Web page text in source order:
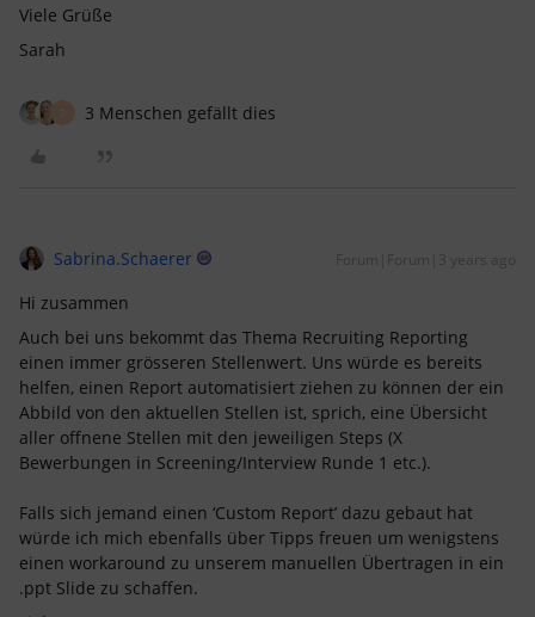
Viele Grüße
Sarah
3 Menschen gefällt dies
Sabrina.Schaerer Forum|Forum|3 years ago
Hi zusammen
Auch bei uns bekommt das Thema Recruiting Reporting
einen immer grösseren Stellenwert. Uns würde es bereits
helfen, einen Report automatisiert ziehen zu können der ein
Abbild von den aktuellen Stellen ist, sprich, eine Übersicht
aller offnene Stellen mit den jeweiligen Steps (X
Bewerbungen in Screening/Interview Runde 1 etc.).
Falls sich jemand einen ‘Custom Report’ dazu gebaut hat
würde ich mich ebenfalls über Tipps freuen um wenigstens
einen workaround zu unserem manuellen Übertragen in ein
.ppt Slide zu schaffen.